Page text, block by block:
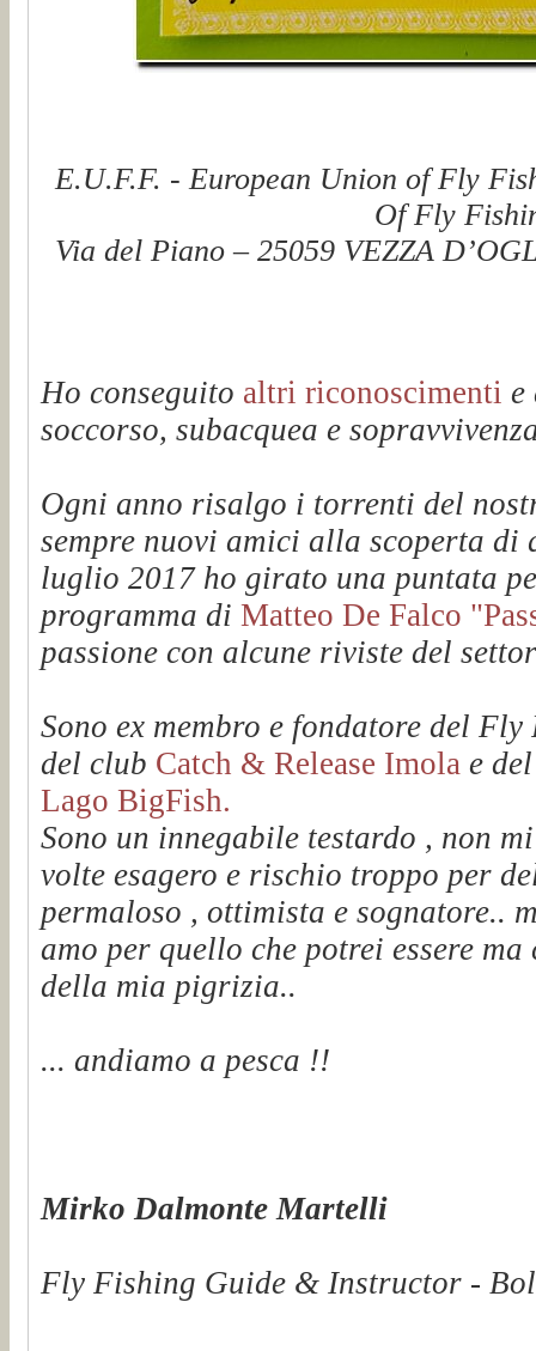
E.U.F.F. - European Union of Fly
Of Fly
Via del Piano – 25059 VEZZA
Ho conseguito altri riconoscimenti e
soccorso, subacquea e
Ogni anno risalgo i torrenti del
sempre nuovi amici alla scoperta di
luglio 2017 ho girato una puntata
programma di Matteo De Falco
passione con alcune riviste del
Sono ex membro e fondatore del
del club Catch & Release Imola e
Lago BigFish.
Sono un innegabile testardo , non
volte esagero e rischio troppo per
permaloso , ottimista e sognatore..
amo per quello che potrei essere
della mia pigrizia..
... andiamo a pesca !!
Mirko Dalmonte Martelli
Fly Fishing Guide & Instructor -